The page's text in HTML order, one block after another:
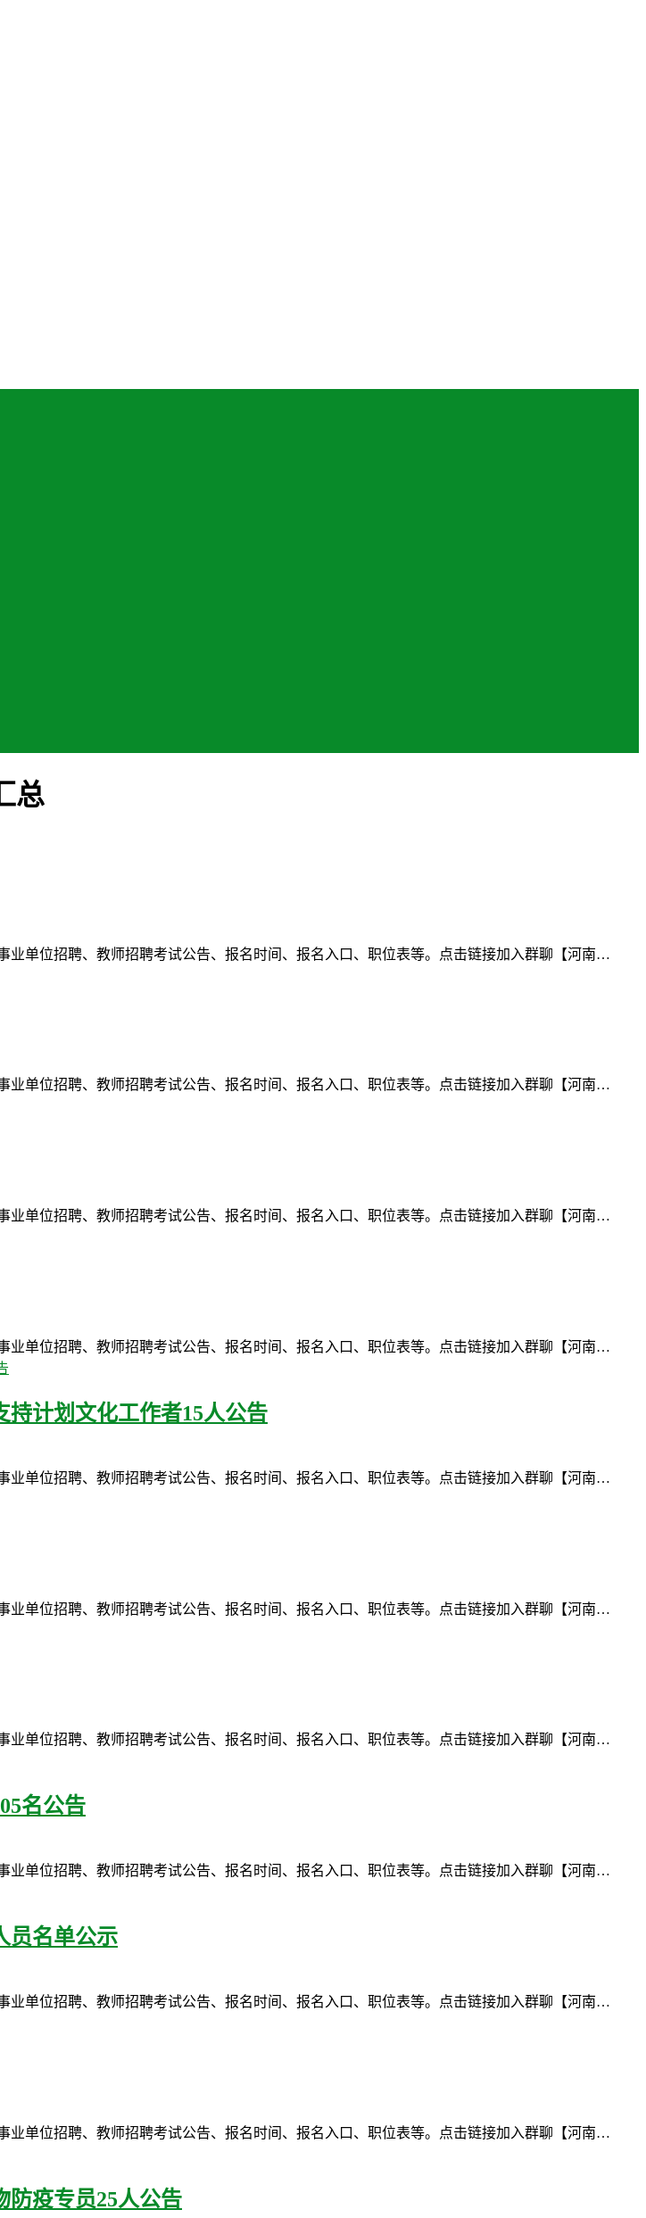
总
单位招聘、教师招聘考试公告、报名时间、报名入口、职位表等。点击链接加入群聊【河南…
单位招聘、教师招聘考试公告、报名时间、报名入口、职位表等。点击链接加入群聊【河南…
单位招聘、教师招聘考试公告、报名时间、报名入口、职位表等。点击链接加入群聊【河南…
单位招聘、教师招聘考试公告、报名时间、报名入口、职位表等。点击链接加入群聊【河南…
持计划文化工作者15人公告
单位招聘、教师招聘考试公告、报名时间、报名入口、职位表等。点击链接加入群聊【河南…
单位招聘、教师招聘考试公告、报名时间、报名入口、职位表等。点击链接加入群聊【河南…
单位招聘、教师招聘考试公告、报名时间、报名入口、职位表等。点击链接加入群聊【河南…
名公告
单位招聘、教师招聘考试公告、报名时间、报名入口、职位表等。点击链接加入群聊【河南…
员名单公示
单位招聘、教师招聘考试公告、报名时间、报名入口、职位表等。点击链接加入群聊【河南…
单位招聘、教师招聘考试公告、报名时间、报名入口、职位表等。点击链接加入群聊【河南…
防疫专员25人公告